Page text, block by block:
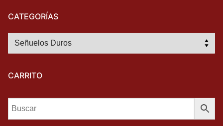
CATEGORÍAS
CARRITO